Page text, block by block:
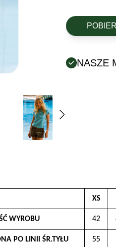
30-348
NASZE
XS
WYROBU 42
PO LINII ŚR.TYŁU 55